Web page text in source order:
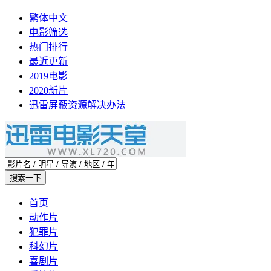
繁体中文
电影筛选
热门排行
最近更新
2019电影
2020新片
迅雷屏蔽资源解决办法
首页
动作片
犯罪片
科幻片
喜剧片